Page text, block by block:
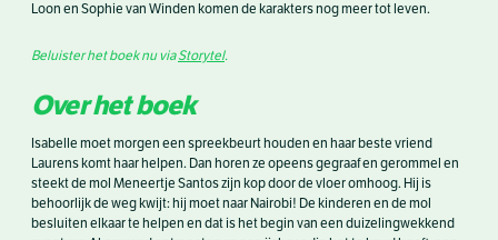
Loon en Sophie van Winden komen de karakters nog meer tot leven.
Beluister het boek nu viaStorytel.
Over het boek
Isabelle moet morgen een spreekbeurt houden en haar beste vriend
Laurens komt haar helpen. Dan horen ze opeens gegraaf en gerommel en
steekt de mol Meneertje Santos zijn kop door de vloer omhoog. Hij is
behoorlijk de weg kwijt: hij moet naar Nairobi! De kinderen en de mol
besluiten elkaar te helpen en dat is het begin van een duizelingwekkend